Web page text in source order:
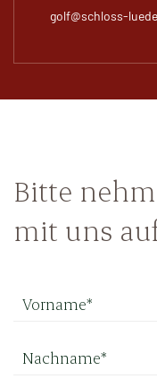
golf@schloss-
Bitte
mit uns